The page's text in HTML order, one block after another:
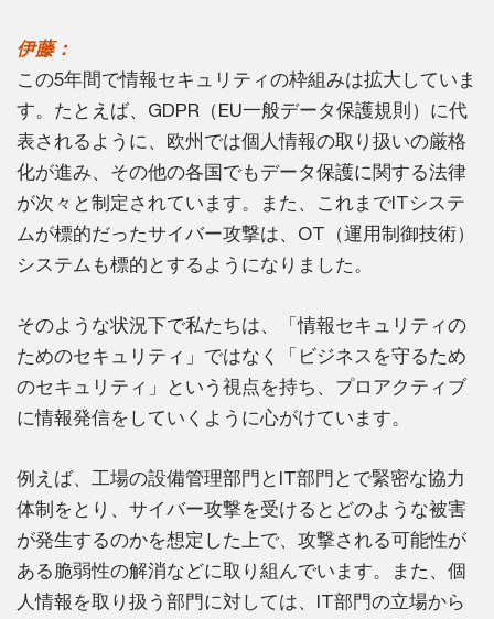
伊藤：
この5年間で情報セキュリティの枠組みは拡大していま
す。たとえば、GDPR（EU一般データ保護規則）に代
表されるように、欧州では個人情報の取り扱いの厳格
化が進み、その他の各国でもデータ保護に関する法律
が次々と制定されています。また、これまでITシステ
ムが標的だったサイバー攻撃は、OT（運用制御技術）
システムも標的とするようになりました。
そのような状況下で私たちは、「情報セキュリティの
ためのセキュリティ」ではなく「ビジネスを守るため
のセキュリティ」という視点を持ち、プロアクティブ
に情報発信をしていくように心がけています。
例えば、工場の設備管理部門とIT部門とで緊密な協力
体制をとり、サイバー攻撃を受けるとどのような被害
が発生するのかを想定した上で、攻撃される可能性が
ある脆弱性の解消などに取り組んでいます。また、個
人情報を取り扱う部門に対しては、IT部門の立場から